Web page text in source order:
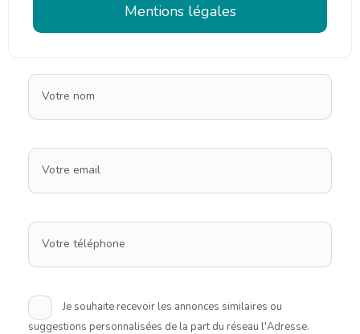
Mentions légales
Votre nom
Votre email
Votre téléphone
Je souhaite recevoir les annonces similaires ou
suggestions personnalisées de la part du réseau l'Adresse.